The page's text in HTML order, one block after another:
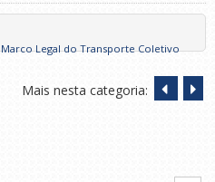
Marco Legal do Transporte Coletivo
Mais nesta categoria: